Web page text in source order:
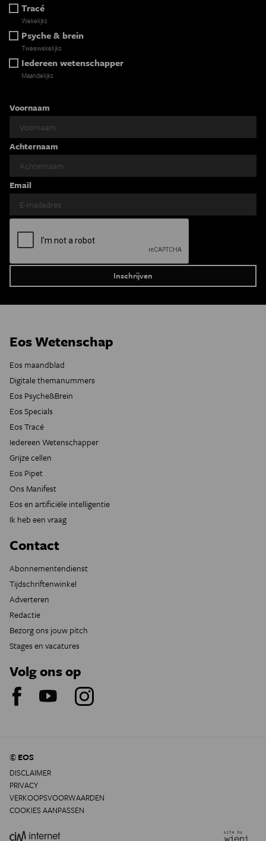
Tracé
Wekelijks
Psyche & brein
Tweewekelijks
Iedereen wetenschapper
Maandelijks
Voornaam
Achternaam
Email
Eos Wetenschap
Eos maandblad
Digitale themanummers
Eos Psyche&Brein
Eos Specials
Eos Tracé
Iedereen Wetenschapper
Grijze cellen
Eos Pipet
Ons Manifest
Eos en artificiële intelligentie
Ik heb een vraag
Contact
Abonnementendienst
Tijdschriftenwinkel
Adverteren
Redactie
Bezorg ons jouw pitch
Stages en vacatures
Volg ons op
© EOS
DISCLAIMER
PRIVACY
VERKOOPSVOORWAARDEN
COOKIES AANPASSEN